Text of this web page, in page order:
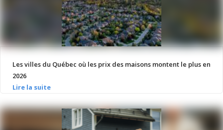
Les villes du Québec où les prix des maisons montent le plus en
2026